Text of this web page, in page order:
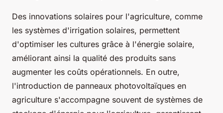
Des innovations solaires pour l'agriculture, comme
les systèmes d'irrigation solaires, permettent
d'optimiser les cultures grâce à l'énergie solaire,
améliorant ainsi la qualité des produits sans
augmenter les coûts opérationnels. En outre,
l'introduction de panneaux photovoltaïques en
agriculture s'accompagne souvent de systèmes de